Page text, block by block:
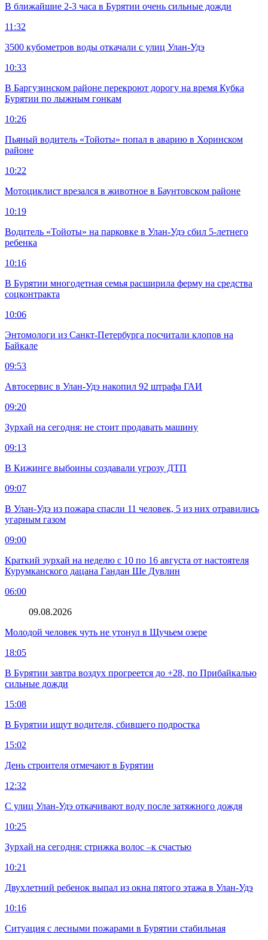
В ближайшие 2-3 часа в Бурятии очень сильные дожди
11:32
3500 кубометров воды откачали с улиц Улан-Удэ
10:33
В Баргузинском районе перекроют дорогу на время Кубка
Бурятии по лыжным гонкам
10:26
Пьяный водитель «Тойоты» попал в аварию в Хоринском
районе
10:22
Мотоциклист врезался в животное в Баунтовском районе
10:19
Водитель «Тойоты» на парковке в Улан-Удэ сбил 5-летнего
ребенка
10:16
В Бурятии многодетная семья расширила ферму на средства
соцконтракта
10:06
Энтомологи из Санкт-Петербурга посчитали клопов на
Байкале
09:53
Автосервис в Улан-Удэ накопил 92 штрафа ГАИ
09:20
Зурхай на сегодня: не стоит продавать машину
09:13
В Кижинге выбоины создавали угрозу ДТП
09:07
В Улан-Удэ из пожара спасли 11 человек, 5 из них отравились
угарным газом
09:00
Краткий зурхай на неделю с 10 по 16 августа от настоятеля
Курумканского дацана Гандан Ше Дувлин
06:00
09.08.2026
Молодой человек чуть не утонул в Щучьем озере
18:05
В Бурятии завтра воздух прогреется до +28, по Прибайкалью
сильные дожди
15:08
В Бурятии ищут водителя, сбившего подростка
15:02
День строителя отмечают в Бурятии
12:32
С улиц Улан-Удэ откачивают воду после затяжного дождя
10:25
Зурхай на сегодня: стрижка волос –к счастью
10:21
Двухлетний ребенок выпал из окна пятого этажа в Улан-Удэ
10:16
Ситуация с лесными пожарами в Бурятии стабильная